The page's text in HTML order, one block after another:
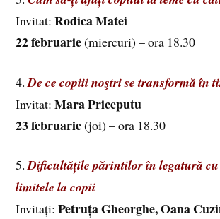
Invitat:Rodica Matei
22 februarie(miercuri) – ora 18.30
4.De ce copiii noştri se transformă în
Invitat:Mara Priceputu
23 februarie(joi) – ora 18.30
5. Dificultățile părintilor în legatură
limitele la copii
Invitați:Petruța Gheorghe, Oana